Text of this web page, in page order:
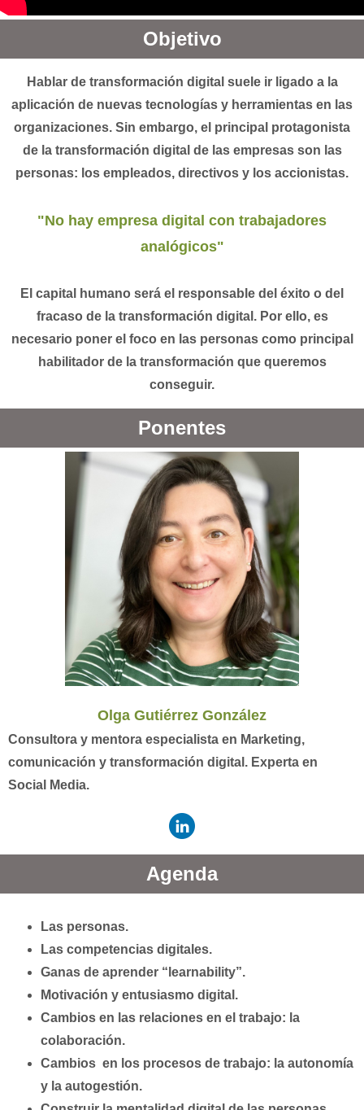
Objetivo
Hablar de transformación digital suele ir ligado a la
aplicación de nuevas tecnologías y herramientas en las
organizaciones. Sin embargo, el principal protagonista
de la transformación digital de las empresas son las
personas: los empleados, directivos y los accionistas.
"No hay empresa digital con trabajadores
analógicos"
El capital humano será el responsable del éxito o del
fracaso de la transformación digital. Por ello, es
necesario poner el foco en las personas como principal
habilitador de la transformación que queremos
conseguir.
Ponentes
Olga Gutiérrez González
Consultora y mentora especialista en Marketing,
comunicación y transformación digital. Experta en
Social Media.
Agenda
Las personas.
Las competencias digitales.
Ganas de aprender “learnability”.
Motivación y entusiasmo digital.
Cambios en las relaciones en el trabajo: la
colaboración.
Cambios en los procesos de trabajo: la autonomía
y la autogestión.